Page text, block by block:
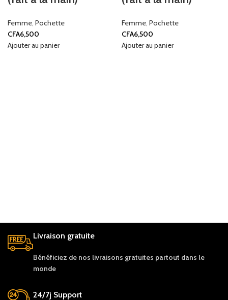
Femme Pochette
CFA6,500
Ajouter au panier
Femme Pochette
CFA6,500
Ajouter au panier
Livraison gratuite
Bénéficiez de nos livraisons gratuites partout dans le
monde
24/7j Support